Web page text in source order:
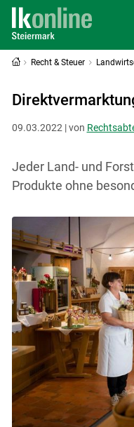
Recht & Steuer
09.03.2022 | von
Jeder Land- und
Produkte ohne